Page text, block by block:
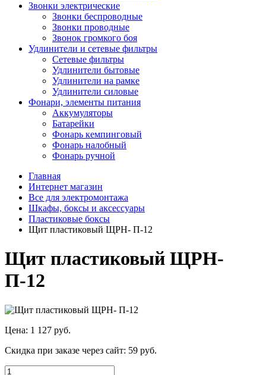
Звонки электрические
Звонки беспроводные
Звонки проводные
Звонок громкого боя
Удлинители и сетевые фильтры
Сетевые фильтры
Удлинители бытовые
Удлинители на рамке
Удлинители силовые
Фонари, элементы питания
Аккумуляторы
Батарейки
Фонарь кемпинговый
Фонарь налобный
Фонарь ручной
Главная
Интернет магазин
Все для электромонтажа
Шкафы, боксы и аксессуары
Пластиковые боксы
Щит пластиковый ЩРН- П-12
Щит пластиковый ЩРН-
П-12
Цена: 1 127 руб.
Скидка при заказе через сайт: 59 руб.